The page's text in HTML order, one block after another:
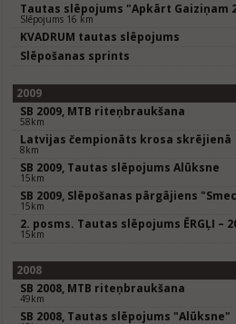
Tautas slēpojums "Apkārt Gaiziņam
Slēpojums 16 km
KVADRUM tautas slēpojums
Slēpošanas sprints
2009
SB 2009, MTB riteņbraukšana
58km
Latvijas čempionāts krosa skrējienā
8km
SB 2009, Tautas slēpojums Alūksne
15km
SB 2009, Slēpošanas pārgājiens
15km
2. posms. Tautas slēpojums ĒRGĻI –
15km
2008
SB 2008, MTB riteņbraukšana
49km
SB 2008, Tautas slēpojums "Alūksne"